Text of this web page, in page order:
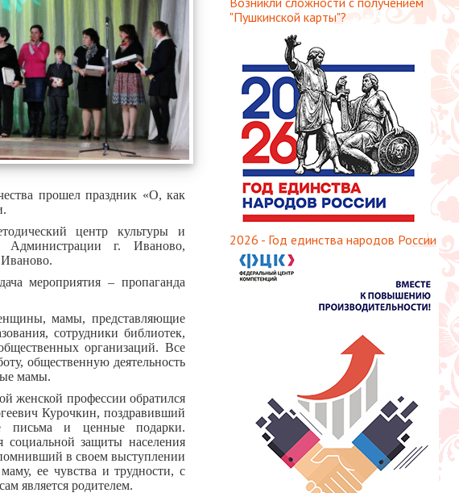
прошел праздник «О, как
центр культуры и
Администрации г. Иваново,
мероприятия – пропаганда
мамы, представляющие
сотрудники библиотек,
организаций. Все
общественную деятельность
мамы.
женской профессии обратился
Курочкин, поздравивший
письма и ценные подарки.
социальной защиты населения
в своем выступлении
ее чувства и трудности, с
является родителем.
"Пушкинской карты"?
2026 - Год единства народов России